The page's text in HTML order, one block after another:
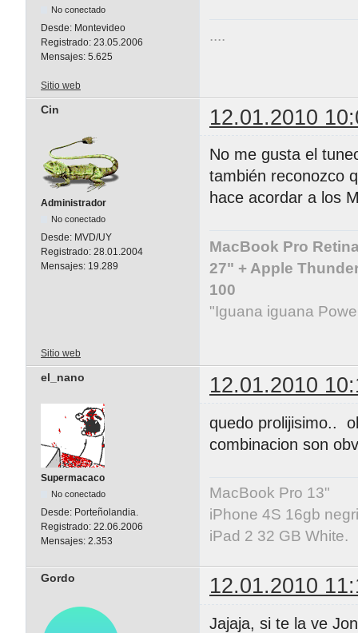
No conectado
Desde: Montevideo
Registrado: 23.05.2006
Mensajes: 5.625
....
Sitio web
Cin 12.01.2010
Administrador
No conectado
Desde: MVD/UY
Registrado: 28.01.2004
Mensajes: 19.289
No me gusta el
también reconozco
hace acordar a los
MacBook Pro
27" + Apple
100
"Iguana iguana
Sitio web
el_nano 12.01.2010
Supermacaco
No conectado
Desde: Porteñolandia.
Registrado: 22.06.2006
Mensajes: 2.353
quedo prolijisimo..
combinacion son
MacBook Pro 13"
iPhone 4S 16gb
iPad 2 32 GB White.
Gordo 12.01.2010
Jajaja, si te la ve